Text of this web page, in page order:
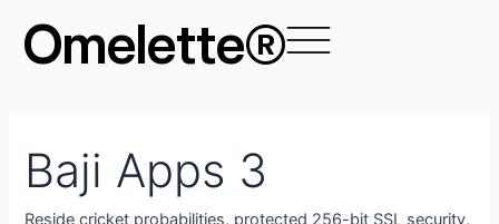
contenido
Omelette®
Baji Apps 3
Reside cricket probabilities, protected 256-bit SSL security,
por: